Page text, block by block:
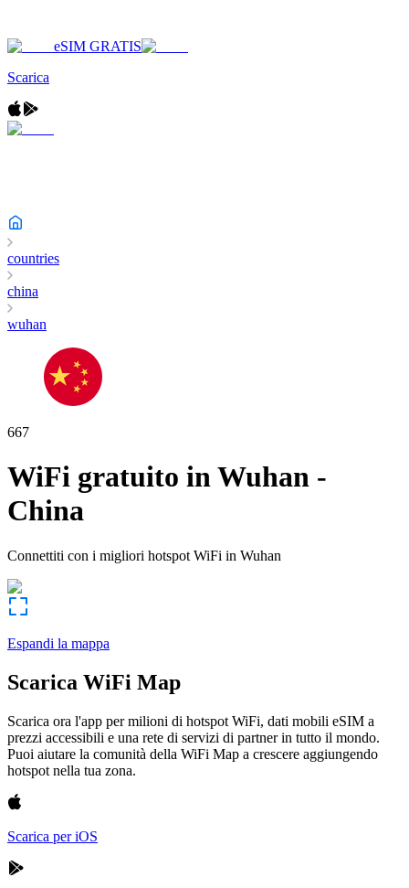
eSIM GRATIS
Scarica
countries
china
wuhan
667
WiFi gratuito inWuhan -
China
Connettiti con i migliori hotspot WiFi in Wuhan
Espandi la mappa
Scarica WiFi Map
Scarica ora l'app per milioni di hotspot WiFi, dati mobili eSIM a
prezzi accessibili e una rete di servizi di partner in tutto il mondo.
Puoi aiutare la comunità della WiFi Map a crescere aggiungendo
hotspot nella tua zona.
Scarica per iOS